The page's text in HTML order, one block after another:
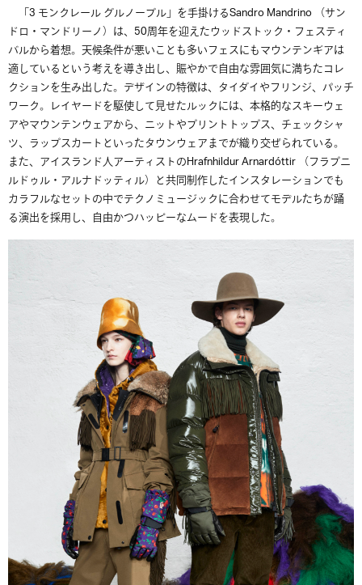
「3モンクレールグルノーブル」を手掛けるSandro Mandrino （サン
ドロ・マンドリーノ） は、 50周年を迎えたウッドストック・フェスティ
バルから着想。天候条件が悪いことも多いフェスにもマウンテンギアは
適しているという考えを導き出し、賑やかで自由な雰囲気に満ちたコレ
クションを生み出した。デザインの特徴は、タイダイやフリンジ、パッチ
ワーク。レイヤードを駆使して見せたルックには、本格的なスキーウェ
アやマウンテンウェアから、ニットやプリントトップス、チェックシャ
ツ、ラップスカートといったタウンウェアまでが織り交ぜられている。
また、アイスランド人アーティストのHrafnhildur Arnardóttir （フラプニ
ルドゥル・アルナドッティル） と共同制作したインスタレーションでも
カラフルなセットの中でテクノミュージックに合わせてモデルたちが踊
る演出を採用し、自由かつハッピーなムードを表現した。